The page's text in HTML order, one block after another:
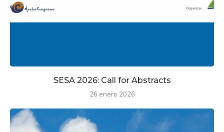
SESA 2026: Call for Abstracts
26 enero 2026